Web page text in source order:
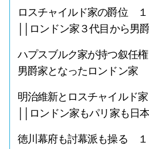
ロスチャイルド家の爵位 １
││ロンドン家３代目から男
ハプスブルク家が持つ叙任
男爵家となったロンドン家
明治維新とロスチャイルド
││ロンドン家もパリ家も日
徳川幕府も討幕派も操る １